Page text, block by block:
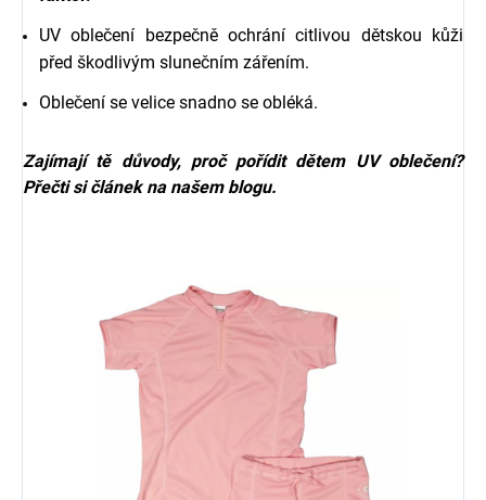
UV oblečení bezpečně ochrání citlivou dětskou kůži
před škodlivým slunečním zářením.
Oblečení se velice snadno se obléká.
Zajímají tě důvody, proč pořídit dětem UV oblečení?
Přečti sičlánek na našem blogu.